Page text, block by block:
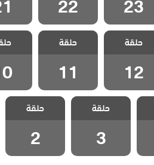
23
22
عزيز
الحلقة 12
حلقة
12
مسلسل عزيز
الحلقة 11
حلقة
11
مسلسل عزيز
الحلقة 3
حلقة
3
مسلسل عزيز
الحلقة 2
حلقة
2